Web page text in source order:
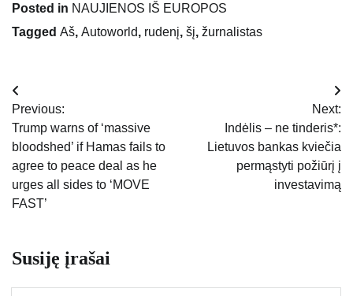
Posted in NAUJIENOS IŠ EUROPOS
Tagged Aš, Autoworld, rudenį, šį, žurnalistas
Navigacija
tarp
įrašų
Previous:
Trump warns of ‘massive
bloodshed’ if Hamas fails to
agree to peace deal as he
urges all sides to ‘MOVE
FAST’
Next:
Indėlis – ne tinderis*:
Lietuvos bankas kviečia
permąstyti požiūrį į
investavimą
Susiję įrašai